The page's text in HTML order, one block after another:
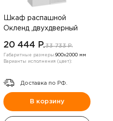
Шкаф распашной
Окленд ,двухдверный
20 444 P.33 733 P.
Габаритные размеры:900х2000 мм
Варианты исполнения (цвет):
Доставка по РФ.
В корзину